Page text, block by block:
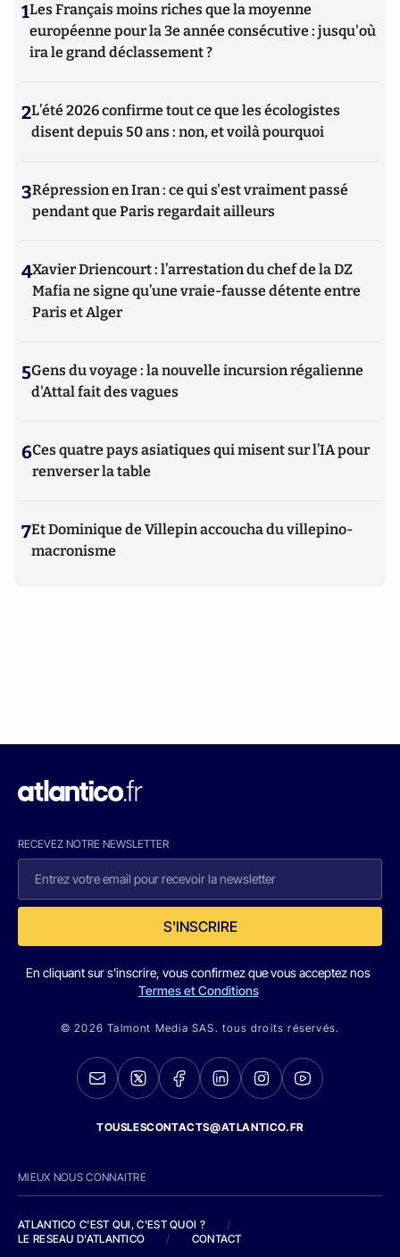
1Les Français moins riches que la moyenne
européenne pour la 3e année consécutive : jusqu'où
ira le grand déclassement ?
2L’été 2026 confirme tout ce que les écologistes
disent depuis 50 ans : non, et voilà pourquoi
3Répression en Iran : ce qui s'est vraiment passé
pendant que Paris regardait ailleurs
4Xavier Driencourt : l’arrestation du chef de la DZ
Mafia ne signe qu’une vraie-fausse détente entre
Paris et Alger
5Gens du voyage : la nouvelle incursion régalienne
d'Attal fait des vagues
6Ces quatre pays asiatiques qui misent sur l’IA pour
renverser la table
7Et Dominique de Villepin accoucha du villepino-
macronisme
RECEVEZ NOTRE NEWSLETTER
S'INSCRIRE
En cliquant sur s'inscrire, vous confirmez que vous acceptez nos
Termes et Conditions
© 2026 Talmont Media SAS. tous droits réservés.
TOUSLESCONTACTS@ATLANTICO.FR
MIEUX NOUS CONNAITRE
ATLANTICO C'EST QUI, C'EST QUOI ?
/
LE RESEAU D'ATLANTICO
/ CONTACT